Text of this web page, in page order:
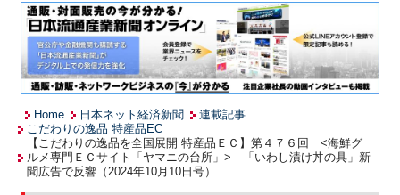
Home 日本ネット経済新聞
連載記事
こだわりの逸品 特産品EC
【こだわりの逸品を全国展開 特産品ＥＣ】第４７６回 <海鮮グ
ルメ専門ＥＣサイト「ヤマニの台所」> 「いわし漬け丼の具」新
聞広告で反響（2024年10月10日号）